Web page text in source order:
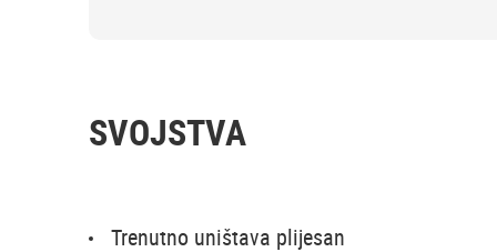
SVOJSTVA
Trenutno uništava plijesan